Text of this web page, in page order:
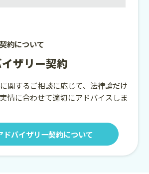
約について
ザリー契約
関するご相談に応じて、法律論だけ
情に合わせて適切にアドバイスしま
ドバイザリー契約について